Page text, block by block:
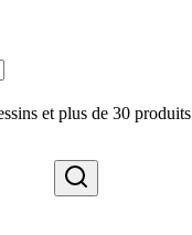
et plus de 30 produits